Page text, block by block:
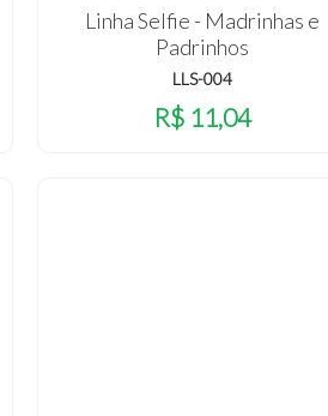
Linha Selfie - Madrinhas e
Padrinhos
LLS-004
R$ 11,04